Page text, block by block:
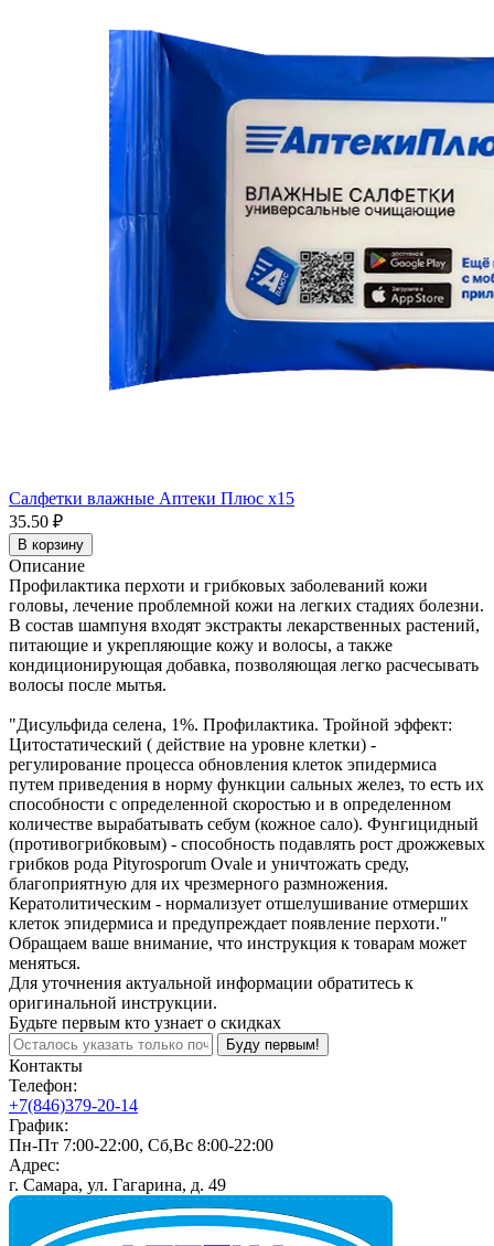
Салфетки влажные Аптеки Плюс x15
35.50 ₽
В корзину
Описание
Профилактика перхоти и грибковых заболеваний кожи
головы, лечение проблемной кожи на легких стадиях болезни.
В состав шампуня входят экстракты лекарственных растений,
питающие и укрепляющие кожу и волосы, а также
кондиционирующая добавка, позволяющая легко расчесывать
волосы после мытья.
"Дисульфида селена, 1%. Профилактика. Тройной эффект:
Цитостатический ( действие на уровне клетки) -
регулирование процесса обновления клеток эпидермиса
путем приведения в норму функции сальных желез, то есть их
способности с определенной скоростью и в определенном
количестве вырабатывать себум (кожное сало). Фунгицидный
(противогрибковым) - способность подавлять рост дрожжевых
грибков рода Pityrosporum Ovale и уничтожать среду,
благоприятную для их чрезмерного размножения.
Кератолитическим - нормализует отшелушивание отмерших
клеток эпидермиса и предупреждает появление перхоти."
Обращаем ваше внимание, что инструкция к товарам может
меняться.
Для уточнения актуальной информации обратитесь к
оригинальной инструкции.
Будьте первым кто узнает о скидках
Буду первым!
Контакты
Телефон:
+7(846)379-20-14
График:
Пн-Пт 7:00-22:00, Сб,Вс 8:00-22:00
Адрес:
г. Самара, ул. Гагарина, д. 49